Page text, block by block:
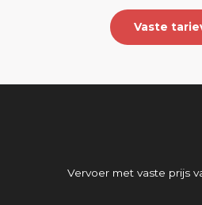
Vaste
Vervoer met vaste prijs